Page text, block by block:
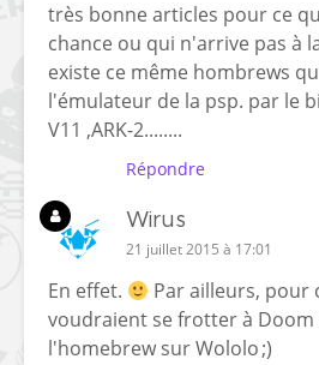
très bonne articles pour ce
chance ou qui n'arrive pas à
existe ce même hombrews
l'émulateur de la psp. par le
V11 ,ARK-2........
Répondre
Wirus
21 juillet 2015 à 17:01
En effet.
Par ailleurs, pour
voudraient se frotter à Doom
l'homebrew sur Wololo;)